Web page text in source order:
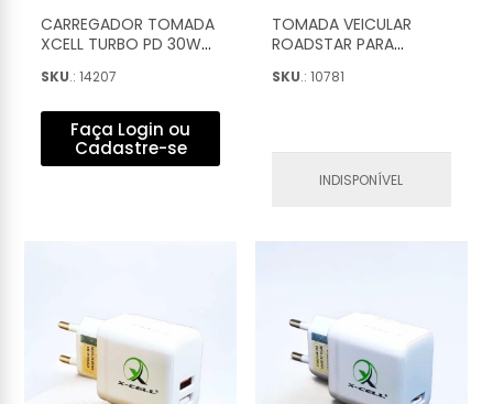
CARREGADOR TOMADA
XCELL TURBO PD 30W
UR-27
SKU.: 14207
Faça Login ou
Cadastre-se
TOMADA VEICULAR
ROADSTAR PARA
CIGARRO COM 2 USB
SKU.: 10781
INDISPONÍVEL